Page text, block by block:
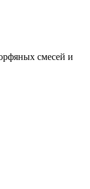
смесей и